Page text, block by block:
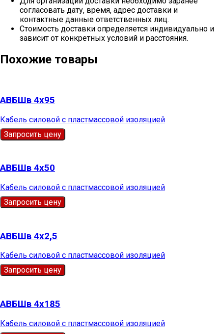
согласовать дату, время, адрес доставки и
контактные данные ответственных лиц.
Стоимость доставки определяется индивидуально и
зависит от конкретных условий и расстояния.
Похожие товары
АВБШв 4х95
Кабель силовой с пластмассовой изоляцией
Запросить цену
АВБШв 4х50
Кабель силовой с пластмассовой изоляцией
Запросить цену
АВБШв 4х2,5
Кабель силовой с пластмассовой изоляцией
Запросить цену
АВБШв 4х185
Кабель силовой с пластмассовой изоляцией